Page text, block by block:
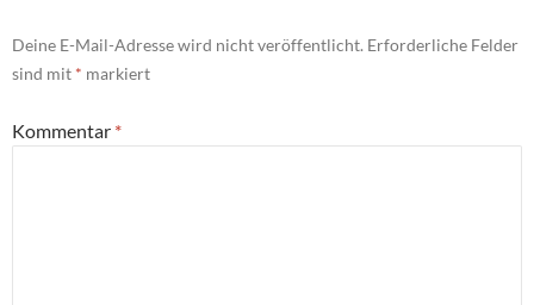
Deine E-Mail-Adresse wird nicht veröffentlicht. Erforderliche Felder
sind mit * markiert
Kommentar *